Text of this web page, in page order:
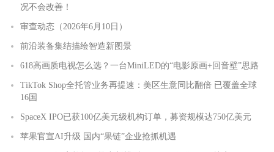
况不会改善！
审查动态（2026年6月10日）
前沿装备集结描绘智造新图景
618高画质电视怎么选？一台MiniLED的“电影原画+回音壁”思路
TikTok Shop全托管业务再提速：美区生意同比翻倍 已覆盖全球
16国
SpaceX IPO已获100亿美元级机构订单，募资规模达750亿美元
苹果官宣AI升级 国内“果链”企业抢抓机遇